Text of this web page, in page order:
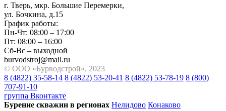
г. Тверь, мкр. Большие Перемерки,
ул. Бочкина, д.15
График работы:
Пн-Чт: 08:00 – 17:00
Пт: 08:00 – 16:00
Сб-Вс – выходной
burvodstroj@mail.ru
© ООО «Бурводстрой», 2023
8 (4822) 35-58-14 8 (4822) 53-20-41 8 (4822) 53-78-19 8 (800)
707-91-10
группа Вконтакте
Бурение скважин в регионах Нелидово Конаково